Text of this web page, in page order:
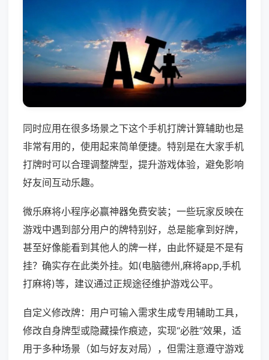
同时应用在很多场景之下这个手机打牌计算辅助也是
非常有用的，使用起来简单便捷。特别是在大家手机
打牌时可以合理调整牌型，提升游戏体验，避免影响
好友间互动乐趣。
微乐麻将小程序必赢神器免费安装；一些玩家反映在
游戏中遇到部分用户的牌特别好，总是能拿到好牌，
甚至好像能看到其他人的牌一样，由此怀疑是不是有
挂？确实存在此类外挂。如(电脑德州,麻将app,手机
打麻将)等，建议通过正规途径维护游戏公平。
自定义修改牌：用户可输入需求生成专用辅助工具，
修改自身牌型或隐藏操作痕迹，实现“必胜”效果，适
用于多种场景（如与好友对局），但需注意遵守游戏